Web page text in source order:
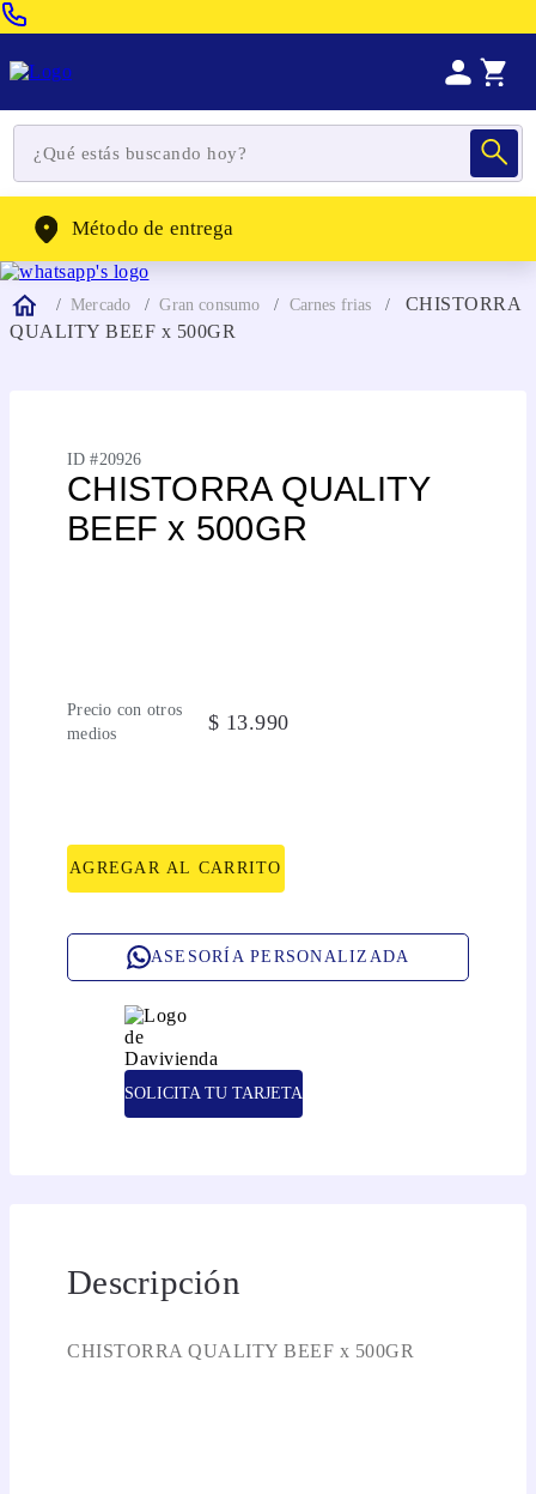
WhatsApp: (302) 262-4104
Método de entrega
Mercado Gran consumo Carnes frias
CHISTORRA
QUALITY BEEF x 500GR
ID #20926
CHISTORRA QUALITY
BEEF x 500GR
Precio con otros
medios
$ 13.990
AGREGAR AL CARRITO
ASESORÍA PERSONALIZADA
SOLICITA TU TARJETA
Descripción
CHISTORRA QUALITY BEEF x 500GR